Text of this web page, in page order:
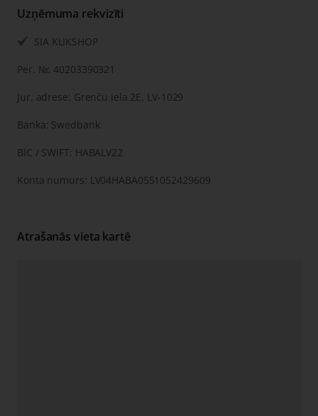
Uzņēmuma rekvizīti
SIA KLIKSHOP
Рег. №: 40203390321
Jur. adrese: Grenču iela 2E, LV-1029
Banka: Swedbank
BIC / SWIFT: HABALV22
Konta numurs: LV04HABA0551052429609
Atrašanās vieta kartē